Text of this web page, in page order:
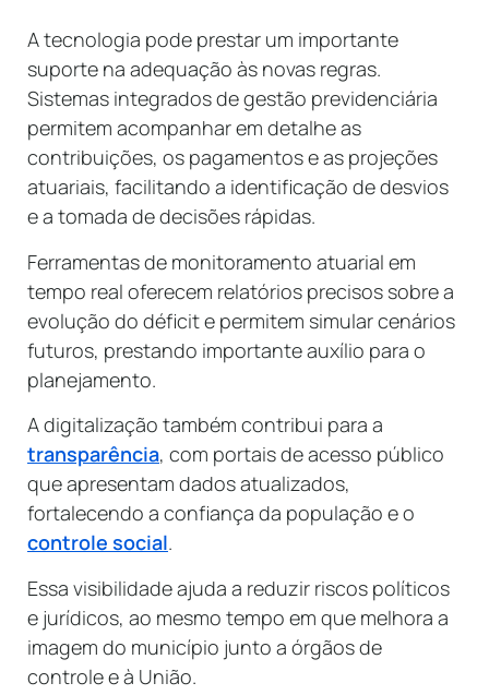
A tecnologia pode prestar um importante
suporte na adequação às novas regras.
Sistemas integrados de gestão previdenciária
permitem acompanhar em detalhe as
contribuições, os pagamentos e as projeções
atuariais, facilitando a identificação de desvios
e a tomada de decisões rápidas.
Ferramentas de monitoramento atuarial em
tempo real oferecem relatórios precisos sobre a
evolução do déficit e permitem simular cenários
futuros, prestando importante auxílio para o
planejamento.
A digitalização também contribui para a
transparência, com portais de acesso público
que apresentam dados atualizados,
fortalecendo a confiança da população e o
controle social.
Essa visibilidade ajuda a reduzir riscos políticos
e jurídicos, ao mesmo tempo em que melhora a
imagem do município junto a órgãos de
controle e à União.